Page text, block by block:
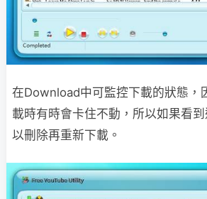
在Download中可監控下載的狀態，
載時有時會卡住不動，所以如果看
以刪除再重新下載。